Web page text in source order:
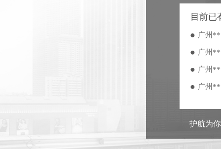
目前
广州
广州
广州
广州
广州
广州
广州
广州
护航为